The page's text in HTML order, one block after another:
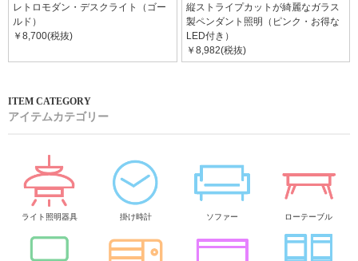
レトロモダン・デスクライト（ゴー
ルド）
￥8,700(税抜)
縦ストライプカットが綺麗なガラス
製ペンダント照明（ピンク・お得な
LED付き）
￥8,982(税抜)
アイテムカテゴリー
ライト照明器具 掛け時計 ソファー ローテーブル